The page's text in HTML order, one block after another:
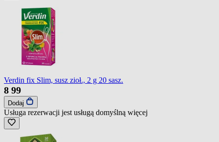
Verdin fix Slim, susz zioł., 2 g 20 sasz.
8 99
Dodaj
Usługa rezerwacji jest usługą domyślną więcej